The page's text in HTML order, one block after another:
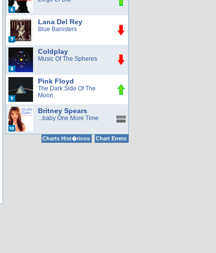
Lana Del Rey
Blue Banisters
Coldplay
Music Of The Spheres
Pink Floyd
The Dark Side Of The
Moon
Britney Spears
...baby One More Time
Charts Hist�ricos Chart Enero